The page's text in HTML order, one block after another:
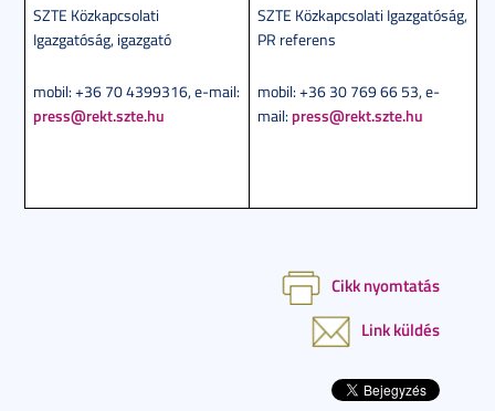
SZTE Közkapcsolati
Igazgatóság, igazgató
mobil: +36 70 4399316, e-mail:
press@rekt.szte.hu
SZTE Közkapcsolati Igazgatóság,
PR referens
mobil: +36 30 769 66 53, e-
mail: press@rekt.szte.hu
Cikk nyomtatás
Link küldés